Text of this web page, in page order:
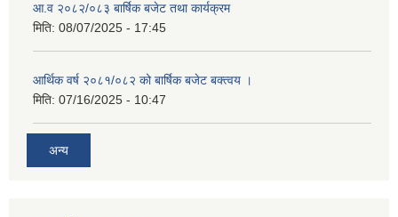
आ.व २०८२/०८३ बार्षिक बजेट तथा कार्यक्रम
मिति: 08/07/2025 - 17:45
आर्थिक वर्ष २०८१/०८२ को बार्षिक बजेट बक्त्वय ।
मिति: 07/16/2025 - 10:47
अन्य